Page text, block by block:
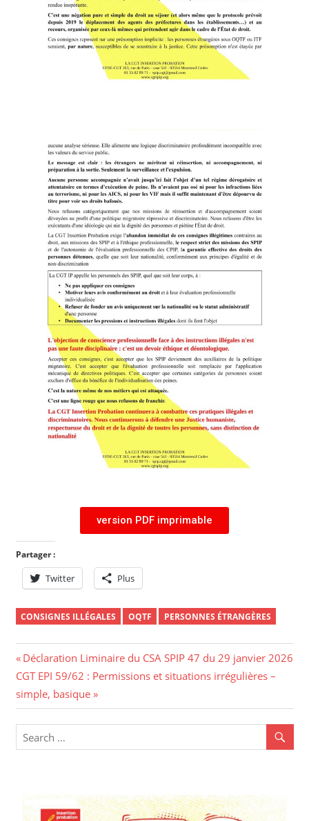
version PDF imprimable
Partager :
Twitter Plus
CONSIGNES ILLÉGALES OQTF PERSONNES ÉTRANGÈRES
Déclaration Liminaire du CSA SPIP 47 du 29 janvier 2026
CGT EPI 59/62 : Permissions et situations irrégulières –
simple, basique